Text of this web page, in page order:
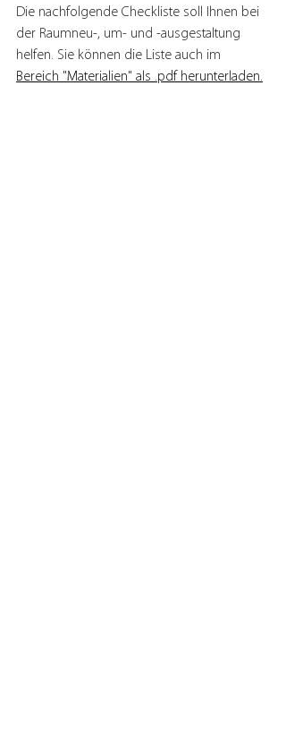
Die nachfolgende Checkliste soll Ihnen bei
der Raumneu-, um- und -ausgestaltung
helfen. Sie können die Liste auch im
Bereich "Materialien" als .pdf herunterladen.